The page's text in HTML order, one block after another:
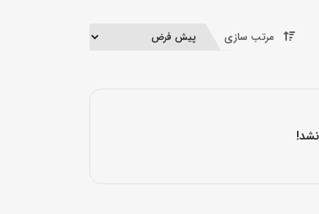
مرتب سازی